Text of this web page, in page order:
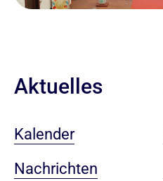
Aktuelles
Kalender
Nachrichten